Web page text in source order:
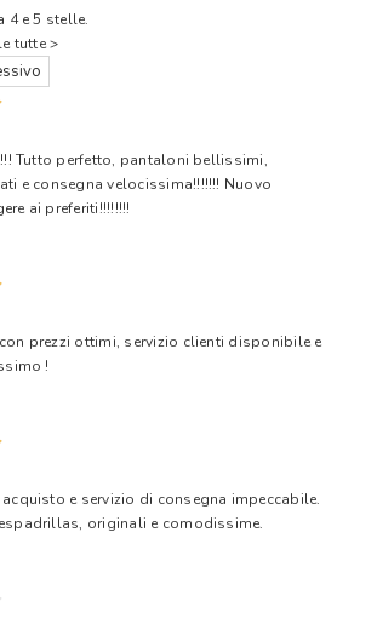
4 e 5 stelle.
tutte >
Tutto perfetto, pantaloni bellissimi,
e consegna velocissima!!!!!!! Nuovo
ai preferiti!!!!!!!!
prezzi ottimi, servizio clienti disponibile e
!
e servizio di consegna impeccabile.
originali e comodissime.